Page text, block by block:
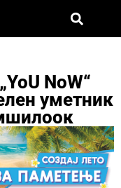
NoW“
уметник